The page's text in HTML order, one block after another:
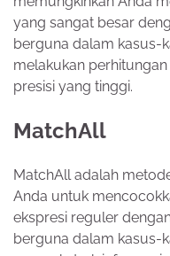
yang sangat besar
berguna dalam kasus-
melakukan
presisi yang tinggi.
MatchAll
MatchAll adalah
Anda untuk
ekspresi reguler
berguna dalam kasus-